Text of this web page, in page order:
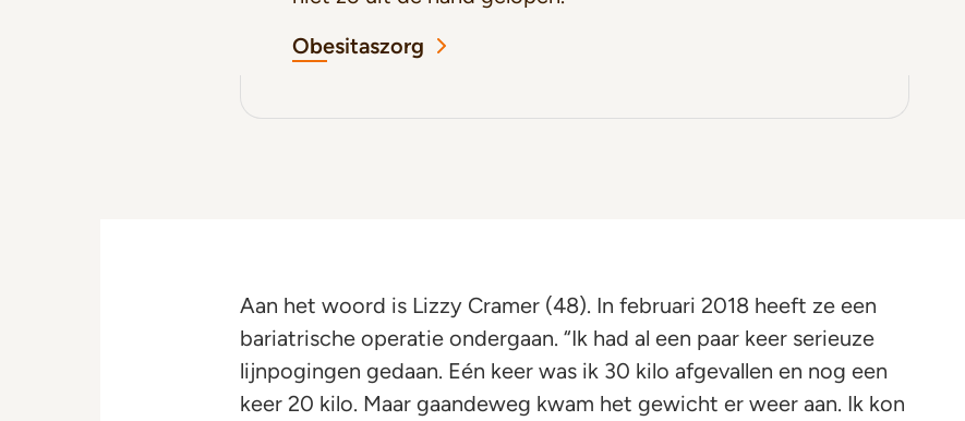
Obesitaszorg
Aan het woord is Lizzy Cramer (48). In februari 2018 heeft ze een
bariatrische operatie ondergaan. “Ik had al een paar keer serieuze
lijnpogingen gedaan. Eén keer was ik 30 kilo afgevallen en nog een
keer 20 kilo. Maar gaandeweg kwam het gewicht er weer aan. Ik kon